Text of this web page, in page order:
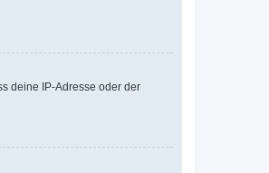
deine IP-Adresse oder der